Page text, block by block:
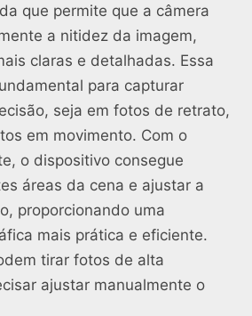
que permite que a câmera
a nitidez da imagem,
claras e detalhadas. Essa
para capturar
seja em fotos de retrato,
em movimento. Com o
o dispositivo consegue
áreas da cena e ajustar a
proporcionando uma
mais prática e eficiente.
tirar fotos de alta
ajustar manualmente o